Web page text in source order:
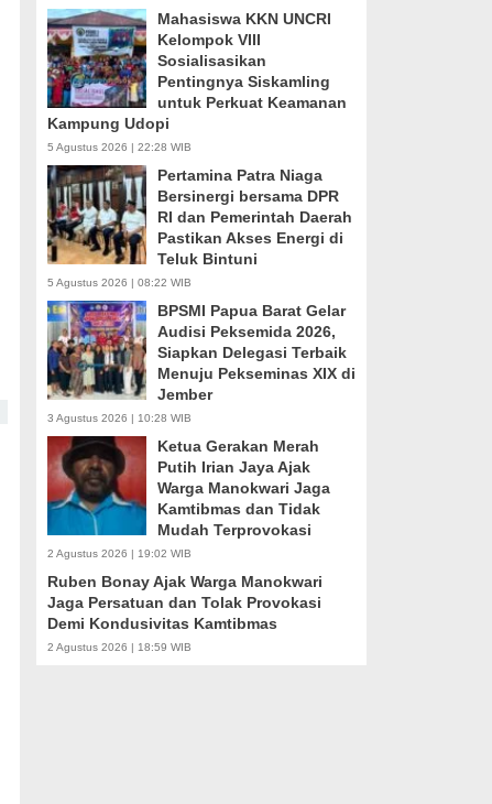
Mahasiswa KKN UNCRI
Kelompok VIII
Sosialisasikan
Pentingnya Siskamling
untuk Perkuat Keamanan
Kampung Udopi
5 Agustus 2026 | 22:28 WIB
Pertamina Patra Niaga
Bersinergi bersama DPR
RI dan Pemerintah Daerah
Pastikan Akses Energi di
Teluk Bintuni
5 Agustus 2026 | 08:22 WIB
BPSMI Papua Barat Gelar
Audisi Peksemida 2026,
Siapkan Delegasi Terbaik
Menuju Pekseminas XIX di
Jember
3 Agustus 2026 | 10:28 WIB
Ketua Gerakan Merah
Putih Irian Jaya Ajak
Warga Manokwari Jaga
Kamtibmas dan Tidak
Mudah Terprovokasi
2 Agustus 2026 | 19:02 WIB
Ruben Bonay Ajak Warga Manokwari
Jaga Persatuan dan Tolak Provokasi
Demi Kondusivitas Kamtibmas
2 Agustus 2026 | 18:59 WIB